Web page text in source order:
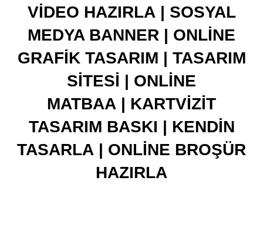
VİDEO HAZIRLA| SOSYAL
MEDYA BANNER | ONLİNE
GRAFİK TASARIM | TASARIM
SİTESİ | ONLİNE
MATBAA | KARTVİZİT
TASARIM BASKI | KENDİN
TASARLA | ONLİNE BROŞÜR
HAZIRLA